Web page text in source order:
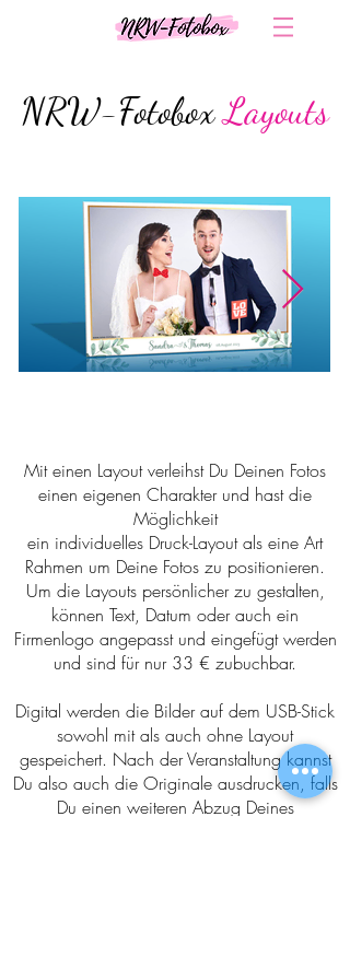
NRW-Fotobox Layouts
Mit einen Layout verleihst Du Deinen Fotos
einen eigenen Charakter und hast die
Möglichkeit
ein individuelles Druck-Layout als eine Art
Rahmen um Deine Fotos zu positionieren.
Um dieLayouts persönlicher zu gestalten,
können Text, Datum oder auch ein
Firmenlogo angepasst und eingefügt werden
und sind für nur 33 € zubuchbar.
Digital werden die Bilder auf dem USB-Stick
sowohl mit als auch ohne Layout
gespeichert. Nach der Veranstaltung kannst
Du also auch die Originale ausdrucken, falls
Du einen weiteren Abzug Deines